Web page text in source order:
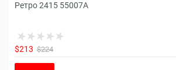
Ретро 2415 55007A
$213 $224